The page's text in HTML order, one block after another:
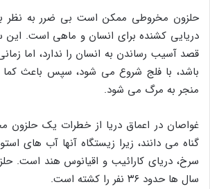
حلزون مخروطی ممکن است بی ضرر به نظر
دریایی کشنده برای انسان و ماهی است. این
قصد آسیب رساندن به انسان را ندارد، اما
باشد، با فلج شروع می شود، سپس باعث
منجر به مرگ می شود.
غواصان در اعماق دریا از خطرات یک حلزون
گناه می دانند، زیرا زیستگاه آنها آب های
سرخ، دریای کارائیب و اقیانوس هند است.
سال ها حدود ۳۶ نفر را کشته است.